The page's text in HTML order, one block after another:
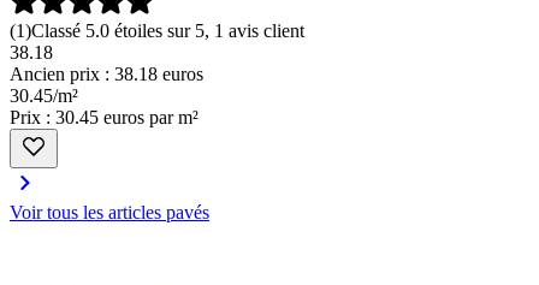
(1)Classé 5.0 étoiles sur 5, 1 avis client
38.18
Ancien prix : 38.18 euros
30.45/m²
Prix : 30.45 euros par m²
Voir tous les articles pavés